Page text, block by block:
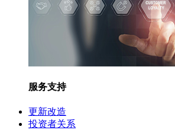
服务支持
更新改造
投资者关系